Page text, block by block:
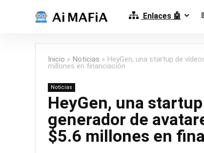
Enlaces 🤖
Inicio » Noticias » HeyGen, una startup de
millones en financiación
Noticias
HeyGen, una
generador de
$5.6 millones en